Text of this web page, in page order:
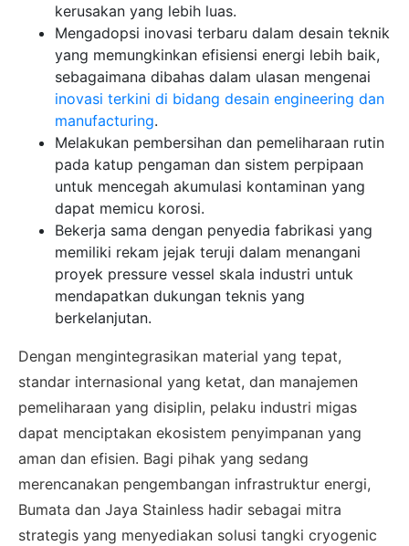
kerusakan yang lebih luas.
Mengadopsi inovasi terbaru dalam desain teknik
yang memungkinkan efisiensi energi lebih baik,
sebagaimana dibahas dalam ulasan mengenai
inovasi terkini di bidang desain engineering dan
manufacturing.
Melakukan pembersihan dan pemeliharaan rutin
pada katup pengaman dan sistem perpipaan
untuk mencegah akumulasi kontaminan yang
dapat memicu korosi.
Bekerja sama dengan penyedia fabrikasi yang
memiliki rekam jejak teruji dalam menangani
proyek pressure vessel skala industri untuk
mendapatkan dukungan teknis yang
berkelanjutan.
Dengan mengintegrasikan material yang tepat,
standar internasional yang ketat, dan manajemen
pemeliharaan yang disiplin, pelaku industri migas
dapat menciptakan ekosistem penyimpanan yang
aman dan efisien. Bagi pihak yang sedang
merencanakan pengembangan infrastruktur energi,
Bumata dan Jaya Stainless hadir sebagai mitra
strategis yang menyediakan solusi tangki cryogenic
SALES ASSISTANCE
Hubungi Tim Sales
Konsultasikan kebutuhan proyek Anda, dapatkan
Admin 1
6281310045708
CHAT
Admin 2
CHAT